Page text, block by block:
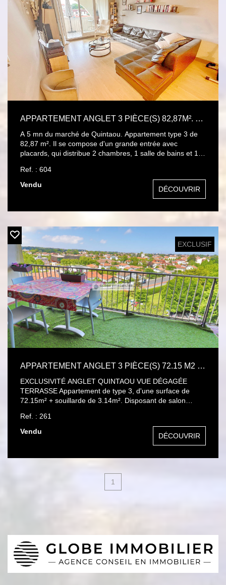
trimestre 2026 Prix direct promoteur - autres lots T2 et T3
disponibles Le DPE sera disponible quand la résidence
sera terminée
APPARTEMENT ANGLET 3 PIÈCE(S) 82,87M². TERRASSE ET GARAGE.
A 5 mn du marché de Quintaou. Appartement type 3 de
82,87 m². Il se compose d'un grande entrée avec
placards, qui distribue 2 chambres, 1 salle de bains et 1
équipée communiquant avec la terrasse, ainsi que le
salon séjour de 25 m² exposé ouest, possibilité de réunir
les 2 soit un total de 34m² env. Vue dégagée. Un garage,
un parking et un cellier viennent compléter ce bien. Les
écoles, les commerces, et restaurants à pied. Au calme.
CPI64012018000034399
Ref. : 604
Vendu
DÉCOUVRIR
EXCLUSIF
APPARTEMENT ANGLET 3 PIÈCE(S) 72.15 M2 TERRASSE
EXCLUSIVITÉ ANGLET QUINTAOU VUE DÉGAGÉE
TERRASSE Appartement de type 3, d'une surface de
72.15m² + souillarde de 3.14m². Disposant de salon
vue dégagée, orientée plein ouest. Cuisine équipée. 2
chambres, 1 salle de bains. Wc. Cave. Parking. Au calme,
Ref. : 261
Vendu
DÉCOUVRIR
1